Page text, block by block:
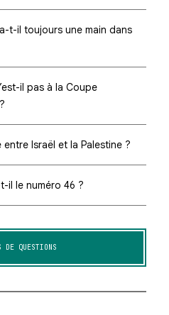
t-il toujours une main dans
il pas à la Coupe
Israël et la Palestine ?
il le numéro 46 ?
DE QUESTIONS